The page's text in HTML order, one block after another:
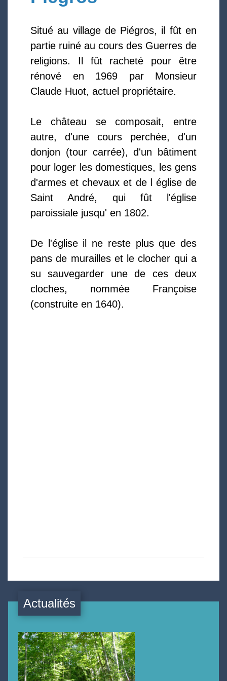
Situé au village de Piégros, il fût en
partie ruiné au cours des Guerres de
religions. Il fût racheté pour être
rénové en 1969 par Monsieur
Claude Huot, actuel propriétaire.
Le château se composait, entre
autre, d'une cours perchée, d'un
donjon (tour carrée), d'un bâtiment
pour loger les domestiques, les gens
d'armes et chevaux et de l église de
Saint André, qui fût l'église
paroissiale jusqu' en 1802.
De l'église il ne reste plus que des
pans de murailles et le clocher qui a
su sauvegarder une de ces deux
cloches, nommée Françoise
(construite en 1640).
Actualités